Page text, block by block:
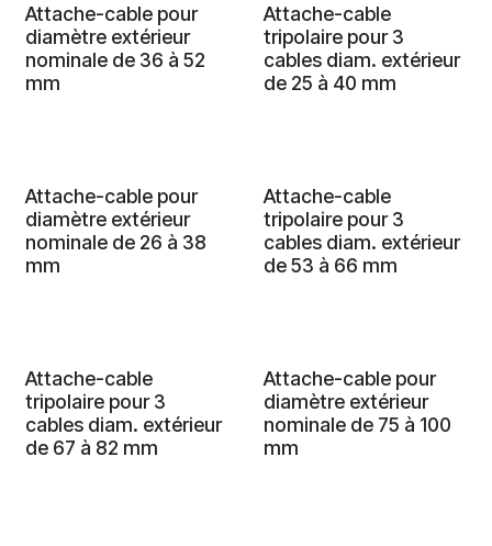
Attache-cable pour
diamètre extérieur
nominale de 36 à 52
mm
Attache-cable
tripolaire pour 3
cables diam. extérieur
de 25 à 40 mm
Attache-cable pour
diamètre extérieur
nominale de 26 à 38
mm
Attache-cable
tripolaire pour 3
cables diam. extérieur
de 53 à 66 mm
Attache-cable
tripolaire pour 3
cables diam. extérieur
de 67 à 82 mm
Attache-cable pour
diamètre extérieur
nominale de 75 à 100
mm